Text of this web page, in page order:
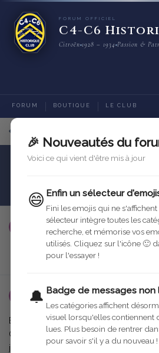
FORUM OFFICIEL
C4-C6
Citroën 1928 – 1934 Passion &
FORUM BOUTIQUE LE CLUB
🎉 Nouveautés du
Voici ce qui vient d'être mis à jour
😄 Enfin un sélecteur
Fini les emojis qui ne
sélecteur intègre toutes les
recherche, et mémorise vos
utilisés. Cliquez sur l'icône 🙂
pour l'essayer !
🔔 Badge de messages non
Les catégories affichent
visuel lorsqu'elles contiennent
lues. Plus besoin de rentrer
pour savoir s'il y a du nouveau !
Trains roulants
utilisateur-supprime 13 juin
utilisateur-supprime 13 juin
Bonjour, je suis un jeune restaurateur,
C4 de mon grand père récemment
je vous fais un appel au secours: